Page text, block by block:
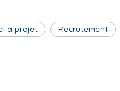
à projet Recrutement